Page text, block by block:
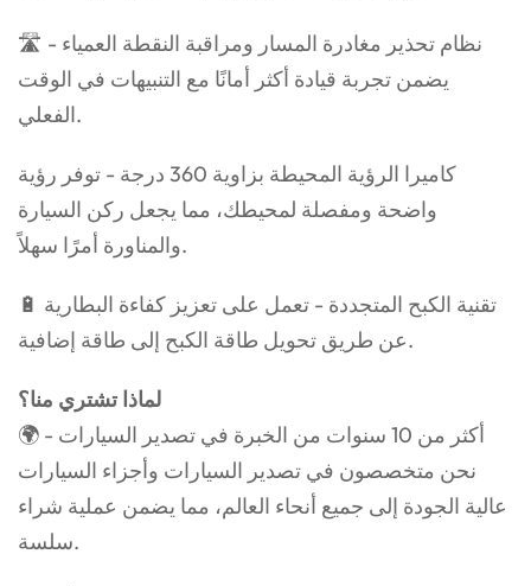
🛣️ نظام تحذير مغادرة المسار ومراقبة النقطة العمياء -
يضمن تجربة قيادة أكثر أمانًا مع التنبيهات في الوقت
الفعلي.
كاميرا الرؤية المحيطة بزاوية 360 درجة - توفر رؤية
واضحة ومفصلة لمحيطك، مما يجعل ركن السيارة
والمناورة أمرًا سهلاً.
🔋 تقنية الكبح المتجددة - تعمل على تعزيز كفاءة البطارية
عن طريق تحويل طاقة الكبح إلى طاقة إضافية.
لماذا تشتري منا؟
🌍 أكثر من 10 سنوات من الخبرة في تصدير السيارات -
نحن متخصصون في تصدير السيارات وأجزاء السيارات
عالية الجودة إلى جميع أنحاء العالم، مما يضمن عملية شراء
سلسة.